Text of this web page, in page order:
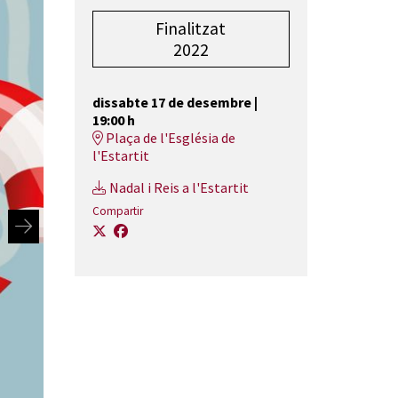
Finalitzat
2022
dissabte 17 de desembre|
19:00 h
Plaça de l'Església de
l'Estartit
Nadal i Reis a l'Estartit
Compartir